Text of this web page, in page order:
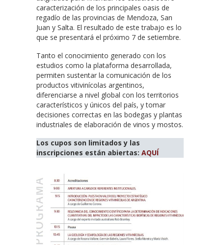
caracterización de los principales oasis de
regadío de las provincias de Mendoza, San
Juan y Salta. El resultado de este trabajo es lo
que se presentará el próximo 7 de setiembre.
Tanto el conocimiento generado con los
estudios como la plataforma desarrollada,
permiten sustentar la comunicación de los
productos vitivinícolas argentinos,
diferenciarse a nivel global con los territorios
característicos y únicos del país, y tomar
decisiones correctas en las bodegas y plantas
industriales de elaboración de vinos y mostos.
Los cupos son limitados y las
inscripciones están abiertas: AQUÍ